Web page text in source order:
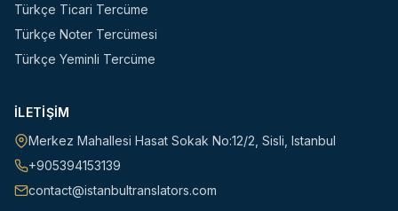
Türkçe Ticari Tercüme
Türkçe Noter Tercümesi
Türkçe Yeminli Tercüme
İLETIŞIM
Merkez Mahallesi Hasat Sokak No:12/2 Sisli Istanbul
+905394153139
contact@istanbultranslators.com